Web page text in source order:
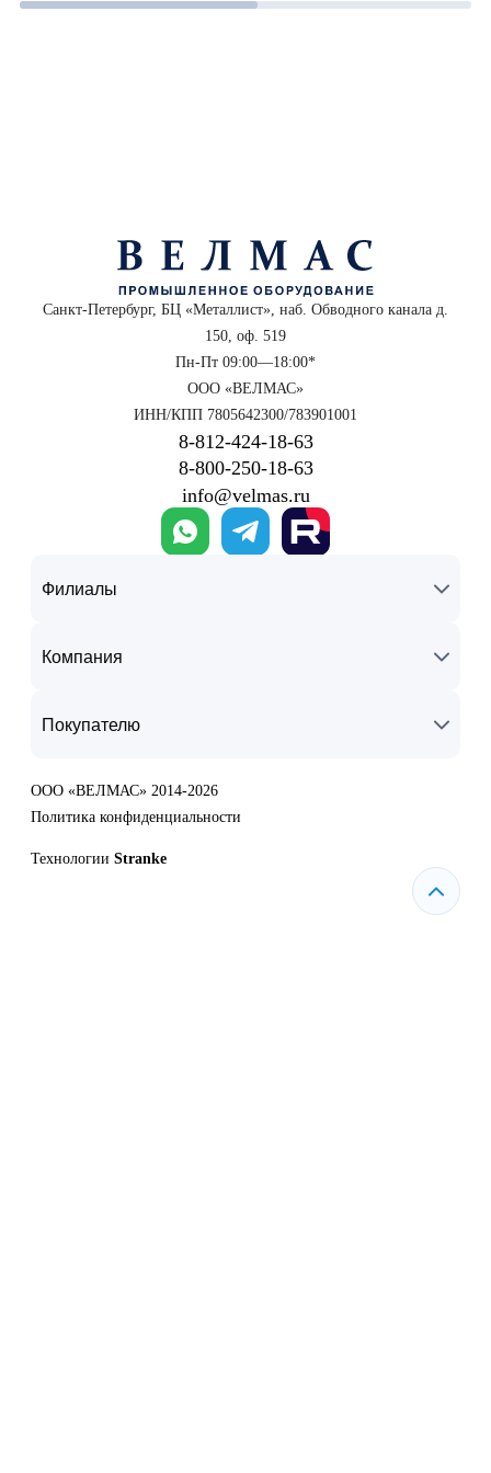
Санкт-Петербург, БЦ «Металлист», наб. Обводного канала д.
150, оф. 519
Пн-Пт 09:00—18:00*
ООО «ВЕЛМАС»
ИНН/КПП 7805642300/783901001
8‑812‑424‑18‑63
8‑800‑250‑18‑63
info@velmas.ru
Филиалы
Компания
Покупателю
ООО «ВЕЛМАС» 2014-2026
Политика конфиденциальности
Технологии Stranke